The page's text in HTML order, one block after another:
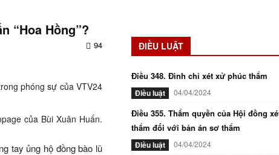
“Hoa Hồng”?
94
phóng sự của VTV24
của Bùi Xuân Huấn.
tay ủng hộ đồng bào lũ
ĐIỀU LUẬT
Điều 348. Đình chỉ xét xử phúc thẩm
Điều luật 04/04/2024
Điều 355. Thẩm quyền của Hội đồng
thẩm đối với bản án sơ thẩm
Điều luật 04/04/2024